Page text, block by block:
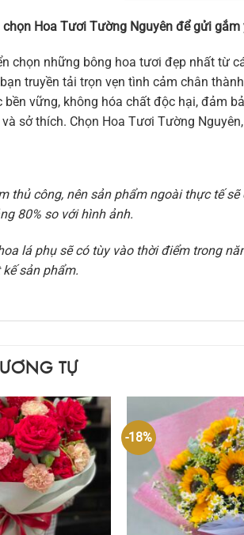
chọn Hoa Tươi Tường Nguyên để gửi
chọn những bông hoa tươi đẹp nhất từ
truyền tải trọn vẹn tình cảm chân
vững, không hóa chất độc hại, đảm
sở thích. Chọn Hoa Tươi Tường
thủ công, nên sản phẩm ngoài thực tế
80% so với hình ảnh.
lá phụ sẽ có tùy vào thời điểm trong
sản phẩm.
TỰ
-18%